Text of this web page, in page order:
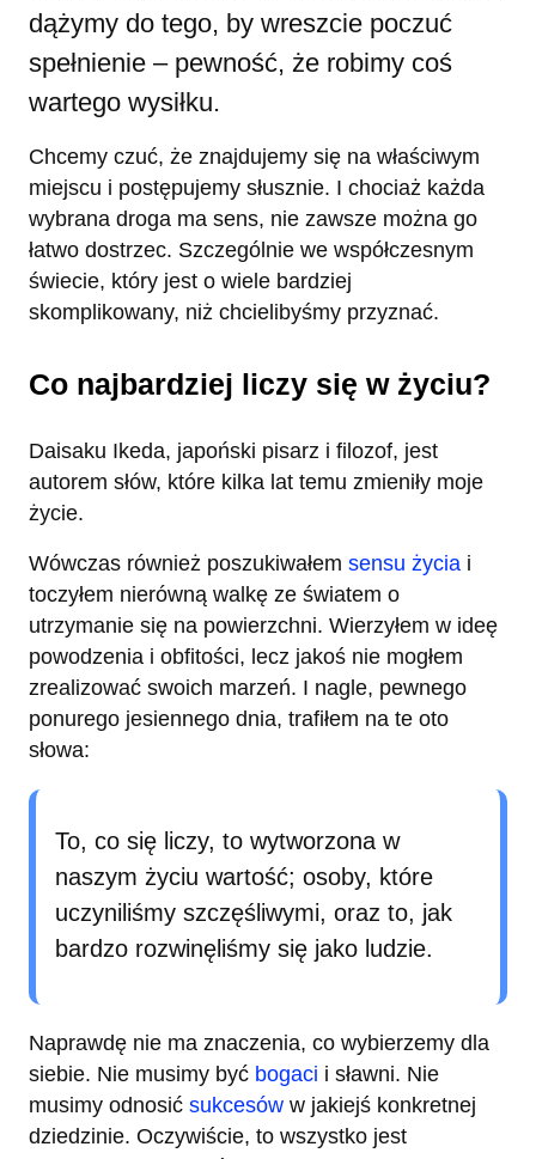
dążymy do tego, by wreszcie poczuć
spełnienie – pewność, że robimy coś
wartego wysiłku.
Chcemy czuć, że znajdujemy się na właściwym
miejscu i postępujemy słusznie. I chociaż każda
wybrana droga ma sens, nie zawsze można go
łatwo dostrzec. Szczególnie we współczesnym
świecie, który jest o wiele bardziej
skomplikowany, niż chcielibyśmy przyznać.
Co najbardziej liczy się w życiu?
Daisaku Ikeda, japoński pisarz i filozof, jest
autorem słów, które kilka lat temu zmieniły moje
życie.
Wówczas również poszukiwałem sensu życia i
toczyłem nierówną walkę ze światem o
utrzymanie się na powierzchni. Wierzyłem w ideę
powodzenia i obfitości, lecz jakoś nie mogłem
zrealizować swoich marzeń. I nagle, pewnego
ponurego jesiennego dnia, trafiłem na te oto
słowa:
To, co się liczy, to wytworzona w
naszym życiu wartość; osoby, które
uczyniliśmy szczęśliwymi, oraz to, jak
bardzo rozwinęliśmy się jako ludzie.
Naprawdę nie ma znaczenia, co wybierzemy dla
siebie. Nie musimy być bogaci i sławni. Nie
musimy odnosić sukcesów w jakiejś konkretnej
dziedzinie. Oczywiście, to wszystko jest